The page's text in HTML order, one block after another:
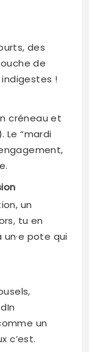
des
de
!
créneau et
Le “mardi
un
tu en
un·e pote qui
un
c’est.